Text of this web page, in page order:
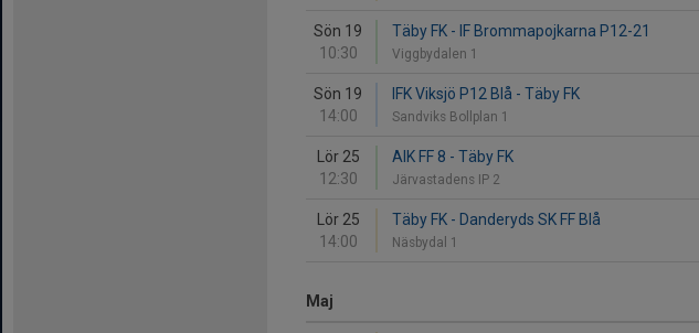
Sön 19
10:30
Täby FK - IF Brommapojkarna P12-21
Viggbydalen 1
Sön 19
14:00
IFK Viksjö P12 Blå - Täby FK
Sandviks Bollplan 1
Lör 25
12:30
AIK FF 8 - Täby FK
Järvastadens IP 2
Lör 25
14:00
Täby FK - Danderyds SK FF Blå
Näsbydal 1
Maj